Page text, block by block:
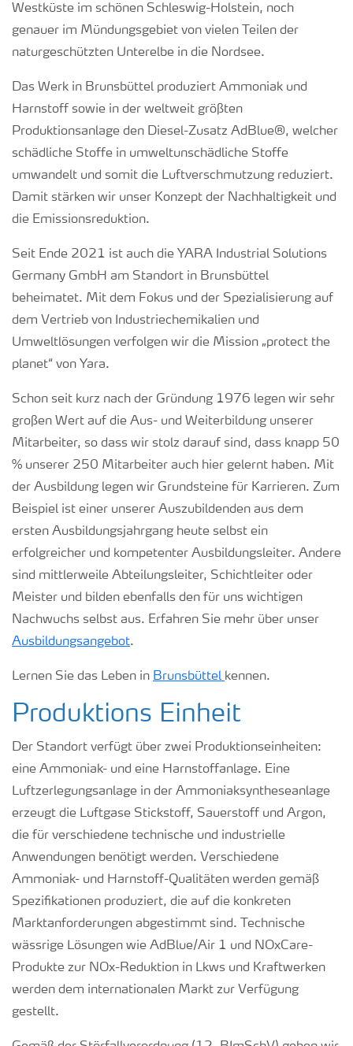
Westküste im schönen Schleswig-Holstein, noch
genauer im Mündungsgebiet von vielen Teilen der
naturgeschützten Unterelbe in die Nordsee.
Das Werk in Brunsbüttel produziert Ammoniak und
Harnstoff sowie in der weltweit größten
Produktionsanlage den Diesel-Zusatz AdBlue®, welcher
schädliche Stoffe in umweltunschädliche Stoffe
umwandelt und somit die Luftverschmutzung reduziert.
Damit stärken wir unser Konzept der Nachhaltigkeit und
die Emissionsreduktion.
Seit Ende 2021 ist auch die YARA Industrial Solutions
Germany GmbH am Standort in Brunsbüttel
beheimatet. Mit dem Fokus und der Spezialisierung auf
dem Vertrieb von Industriechemikalien und
Umweltlösungen verfolgen wir die Mission „protect the
planet“ von Yara.
Schon seit kurz nach der Gründung 1976 legen wir sehr
großen Wert auf die Aus- und Weiterbildung unserer
Mitarbeiter, so dass wir stolz darauf sind, dass knapp 50
% unserer 250 Mitarbeiter auch hier gelernt haben. Mit
der Ausbildung legen wir Grundsteine für Karrieren. Zum
Beispiel ist einer unserer Auszubildenden aus dem
ersten Ausbildungsjahrgang heute selbst ein
erfolgreicher und kompetenter Ausbildungsleiter. Andere
sind mittlerweile Abteilungsleiter, Schichtleiter oder
Meister und bilden ebenfalls den für uns wichtigen
Nachwuchs selbst aus. Erfahren Sie mehr über unser
Ausbildungsangebot.
Lernen Sie das Leben in Brunsbüttel kennen.
Produktions Einheit
Der Standort verfügt über zwei Produktionseinheiten:
eine Ammoniak- und eine Harnstoffanlage. Eine
Luftzerlegungsanlage in der Ammoniaksyntheseanlage
erzeugt die Luftgase Stickstoff, Sauerstoff und Argon,
die für verschiedene technische und industrielle
Anwendungen benötigt werden. Verschiedene
Ammoniak- und Harnstoff-Qualitäten werden gemäß
Spezifikationen produziert, die auf die konkreten
Marktanforderungen abgestimmt sind. Technische
wässrige Lösungen wie AdBlue/Air 1 und NOxCare-
Produkte zur NOx-Reduktion in Lkws und Kraftwerken
werden dem internationalen Markt zur Verfügung
gestellt.